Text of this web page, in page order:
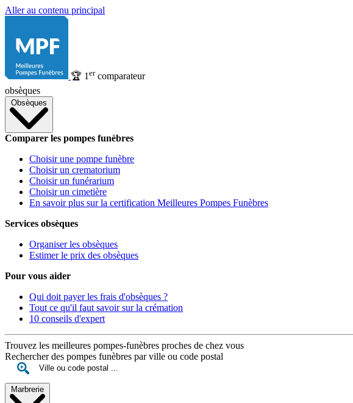
Aller au contenu principal
🏆 1 ercomparateur
obsèques
Obsèques
Comparer les pompes funèbres
Choisir une pompe funèbre
Choisir un crematorium
Choisir un funérarium
Choisir un cimetière
En savoir plus sur la certification Meilleures Pompes Funèbres
Services obsèques
Organiser les obsèques
Estimer le prix des obsèques
Pour vous aider
Qui doit payer les frais d'obsèques ?
Tout ce qu'il faut savoir sur la crémation
10 conseils d'expert
Trouvez les meilleures pompes-funèbres proches de chez vous
Rechercher des pompes funèbres par ville ou code postal
Marbrerie